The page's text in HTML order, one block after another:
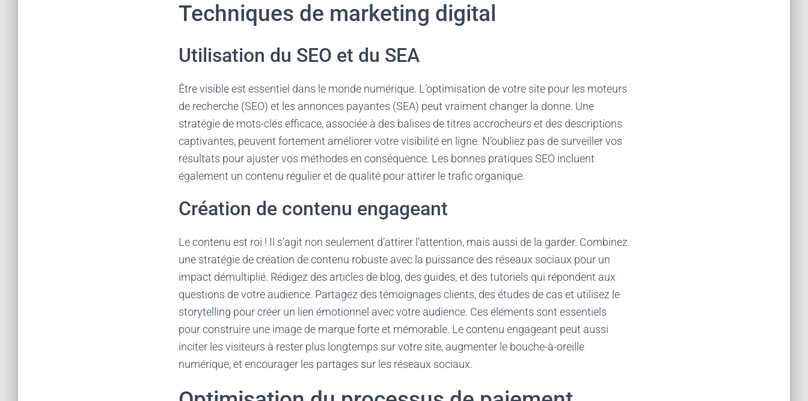
Techniques de marketing digital
Utilisation du SEO et du SEA
Être visible est essentiel dans le monde numérique. L’optimisation de votre site pour les moteurs
de recherche (SEO) et les annonces payantes (SEA) peut vraiment changer la donne. Une
stratégie de mots-clés efficace, associée à des balises de titres accrocheurs et des descriptions
captivantes, peuvent fortement améliorer votre visibilité en ligne. N’oubliez pas de surveiller vos
résultats pour ajuster vos méthodes en conséquence. Les bonnes pratiques SEO incluent
également un contenu régulier et de qualité pour attirer le trafic organique.
Création de contenu engageant
Le contenu est roi ! Il s’agit non seulement d’attirer l’attention, mais aussi de la garder. Combinez
une stratégie de création de contenu robuste avec la puissance des réseaux sociaux pour un
impact démultiplié. Rédigez des articles de blog, des guides, et des tutoriels qui répondent aux
questions de votre audience. Partagez des témoignages clients, des études de cas et utilisez le
storytelling pour créer un lien émotionnel avec votre audience. Ces éléments sont essentiels
pour construire une image de marque forte et mémorable. Le contenu engageant peut aussi
inciter les visiteurs à rester plus longtemps sur votre site, augmenter le bouche-à-oreille
numérique, et encourager les partages sur les réseaux sociaux.